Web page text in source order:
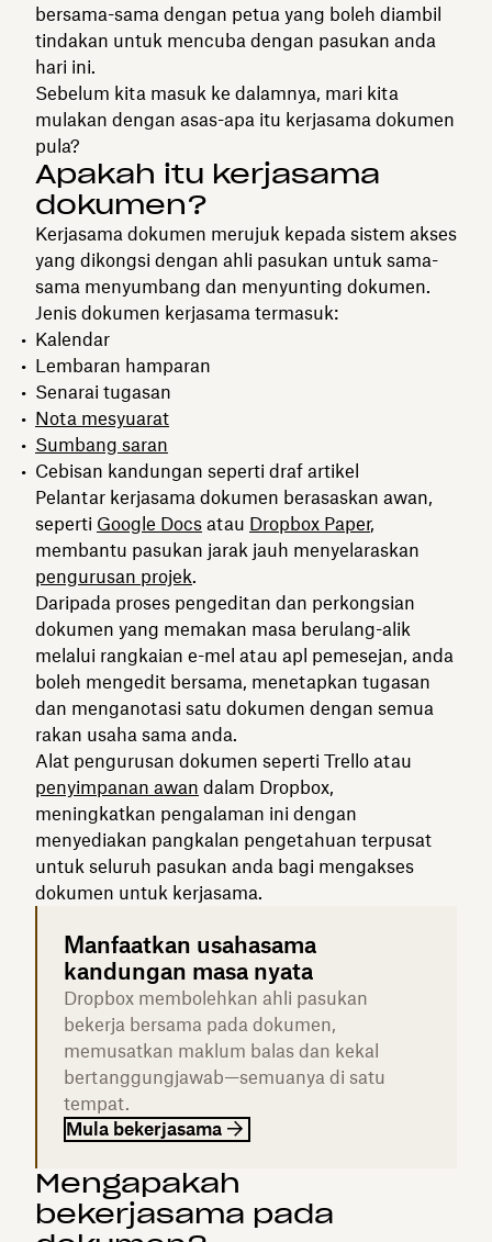
bersama-sama dengan petua yang boleh diambil
tindakan untuk mencuba dengan pasukan anda
hari ini.
Sebelum kita masuk ke dalamnya, mari kita
mulakan dengan asas-apa itu kerjasama dokumen
pula?
Apakah itu kerjasama
dokumen?
Kerjasama dokumen merujuk kepada sistem akses
yang dikongsi dengan ahli pasukan untuk sama-
sama menyumbang dan menyunting dokumen.
Jenis dokumen kerjasama termasuk:
Kalendar
Lembaran hamparan
Senarai tugasan
Nota mesyuarat
Sumbang saran
Cebisan kandungan seperti draf artikel
Pelantar kerjasama dokumen berasaskan awan,
seperti Google Docs atau Dropbox Paper,
membantu pasukan jarak jauh menyelaraskan
pengurusan projek.
Daripada proses pengeditan dan perkongsian
dokumen yang memakan masa berulang-alik
melalui rangkaian e-mel atau apl pemesejan, anda
boleh mengedit bersama, menetapkan tugasan
dan menganotasi satu dokumen dengan semua
rakan usaha sama anda.
Alat pengurusan dokumen seperti Trello atau
penyimpanan awan dalam Dropbox,
meningkatkan pengalaman ini dengan
menyediakan pangkalan pengetahuan terpusat
untuk seluruh pasukan anda bagi mengakses
dokumen untuk kerjasama.
Manfaatkan usahasama
kandungan masa nyata
Dropbox membolehkan ahli pasukan
bekerja bersama pada dokumen,
memusatkan maklum balas dan kekal
bertanggungjawab—semuanya di satu
tempat.
Mula bekerjasama
Mengapakah
bekerjasama pada